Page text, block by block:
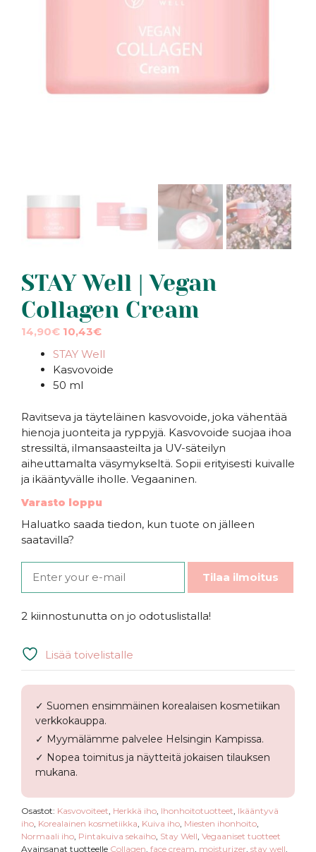
STAY Well | Vegan
Collagen Cream
Alkuperäinen
14,90€.
14,90€Nykyinen
on:
14,90€.
10,43€
STAY Well
Kasvovoide
50 ml
Ravitseva ja täyteläinen kasvovoide, joka vähentää
hienoja juonteita ja ryppyjä. Kasvovoide suojaa ihoa
stressiltä, ilmansaasteilta ja UV-säteilyn
aiheuttamalta väsymykseltä. Sopii erityisesti kuivalle
ja ikääntyvälle iholle. Vegaaninen.
Varasto loppu
Haluatko saada tiedon, kun tuote on jälleen
saatavilla?
Tilaa ilmoitus
2 kiinnostunutta on jo odotuslistalla!
Lisää toivelistalle
✓ Suomen ensimmäinen korealaisen kosmetiikan
verkkokauppa.
✓ Myymälämme palvelee Helsingin Kampissa.
✓ Nopea toimitus ja näytteitä jokaisen tilauksen
mukana.
Osastot: Kasvovoiteet, Herkkä iho, Ihonhoitotuotteet, Ikääntyvä
iho, Korealainen kosmetiikka, Kuiva iho, Miesten ihonhoito,
Normaali iho, Pintakuiva sekaiho, Stay Well, Vegaaniset tuotteet
Avainsanat tuotteelle Collagen, face cream, moisturizer, stay well,